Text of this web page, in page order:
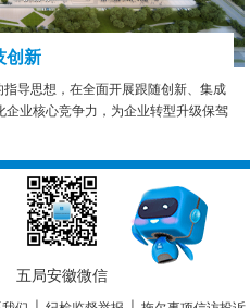
创新
导思想，在全面开展跟随创新、集成
业核心竞争力，为企业转型升级保驾
五局安徽微信